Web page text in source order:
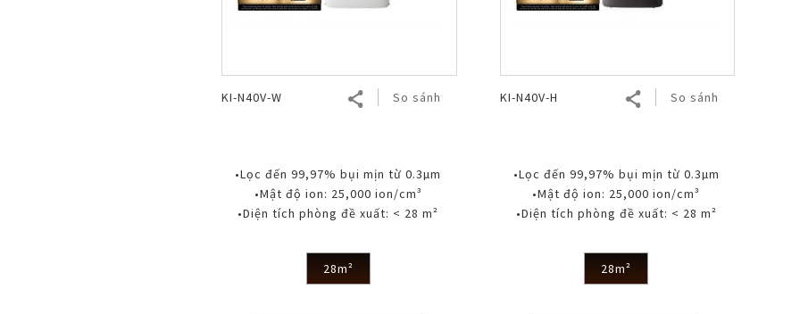
KI-N40V-W So sánh
•Lọc đến 99,97% bụi mịn từ 0.3µm
•Mật độ ion: 25,000 ion/cm³
•Diện tích phòng đề xuất: < 28 m²
28m²
KI-N40V-H So sánh
•Lọc đến 99,97% bụi mịn từ 0.3µm
•Mật độ ion: 25,000 ion/cm³
•Diện tích phòng đề xuất: < 28 m²
28m²